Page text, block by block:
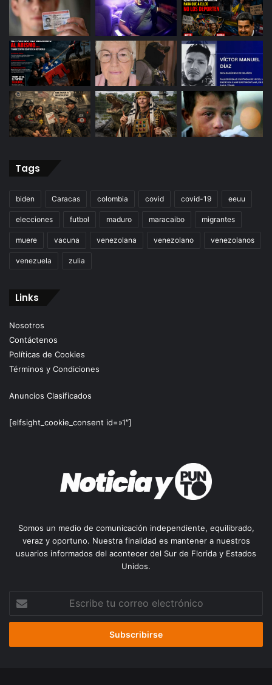
Tags
biden Caracas colombia covid covid-19 eeuu
elecciones futbol maduro maracaibo migrantes
muere vacuna venezolana venezolano venezolanos
venezuela zulia
Links
Nosotros
Contáctenos
Políticas de Cookies
Términos y Condiciones
Anuncios Clasificados
[elfsight_cookie_consent id=»1″]
Somos un medio de comunicación independiente, equilibrado,
veraz y oportuno. Nuestra finalidad es mantener a nuestros
usuarios informados del acontecer del Sur de Florida y Estados
Unidos.
correo